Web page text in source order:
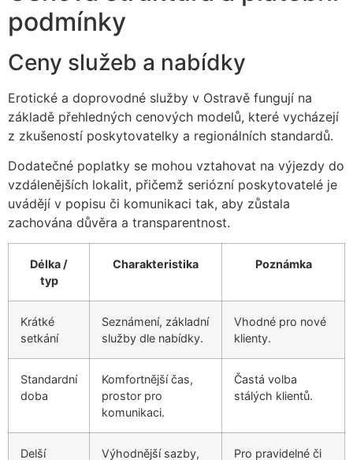
podmínky
Ceny služeb a nabídky
Erotické a doprovodné služby v Ostravě fungují na
základě přehledných cenových modelů, které vycházejí
z zkušeností poskytovatelky a regionálních standardů.
Dodatečné poplatky se mohou vztahovat na výjezdy do
vzdálenějších lokalit, přičemž seriózní poskytovatelé je
uvádějí v popisu či komunikaci tak, aby zůstala
zachována důvěra a transparentnost.
Délka /
typ
Charakteristika Poznámka
Krátké
setkání
Seznámení, základní
služby dle nabídky.
Vhodné pro nové
klienty.
Standardní
doba
Komfortnější čas,
prostor pro
komunikaci.
Častá volba
stálých klientů.
Delší Výhodnější sazby, Pro pravidelné či